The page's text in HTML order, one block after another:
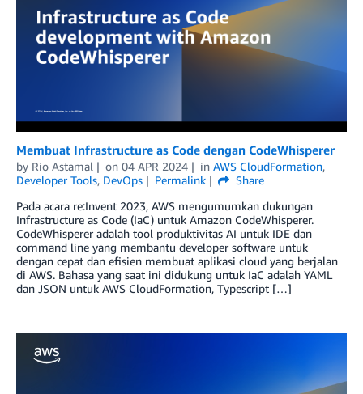
Membuat Infrastructure as Code dengan CodeWhisperer
by Rio Astamal on 04 APR 2024 in AWS CloudFormation,
Developer Tools, DevOps Permalink
Share
Pada acara re:Invent 2023, AWS mengumumkan dukungan
Infrastructure as Code (IaC) untuk Amazon CodeWhisperer.
CodeWhisperer adalah tool produktivitas AI untuk IDE dan
command line yang membantu developer software untuk
dengan cepat dan efisien membuat aplikasi cloud yang berjalan
di AWS. Bahasa yang saat ini didukung untuk IaC adalah YAML
dan JSON untuk AWS CloudFormation, Typescript […]